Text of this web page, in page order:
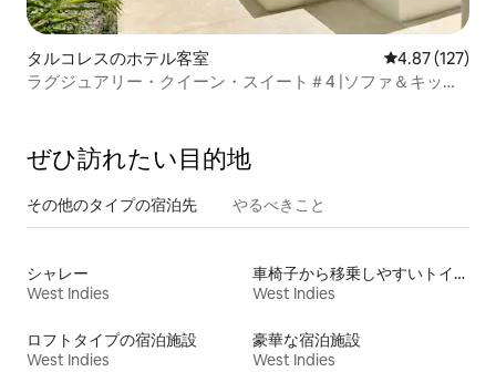
タルコレスのホテル客室 レビュー127
4.87 (127)
ラグジュアリー・クイーン・スイート＃4 |ソファ＆キッチ
ぜひ訪⁠れ⁠た⁠い目⁠的⁠地
その他のタ⁠イ⁠プ⁠の宿⁠泊⁠先 やるべきこと
シャレー
West Indies
車椅子から移乗しやすいトイレ付きの宿泊施設
West Indies
ロフトタイプの宿泊施設
West Indies
豪華な宿泊施設
West Indies